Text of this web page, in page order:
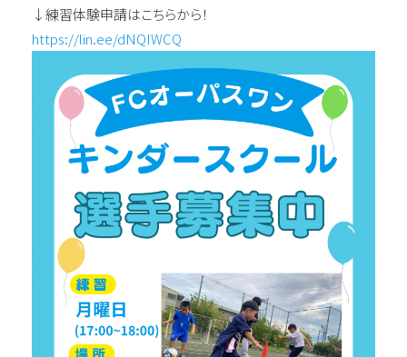
↓練習体験申請はこちらから！
https://lin.ee/dNQIWCQ